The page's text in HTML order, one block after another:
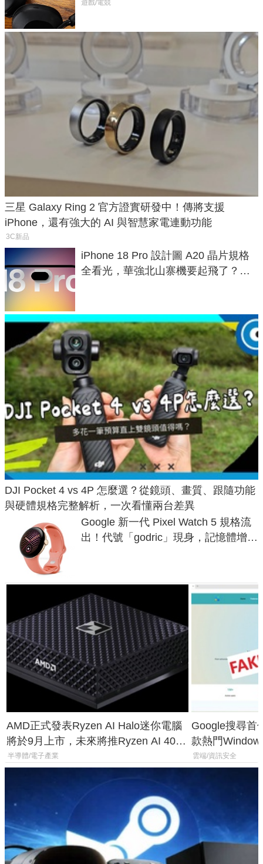
飛行超有感
遊戲/電競
三星 Galaxy Ring 2 官方證實研發中！傳將支援
iPhone，還有強大的 AI 與智慧家電連動功能
3C新品
iPhone 18 Pro 設計圖 A20 晶片規格
全看光，華強北山寨機要起飛了？專
DJI Pocket 4 vs 4P 怎麼選？從鏡頭、畫質、跟隨功能
與硬體規格完整解析，一次看懂兩台差異
Google 新一代 Pixel Watch 5 規格流
出！代號「godric」現身，記憶體增強
AMD正式發表Ryzen AI Halo迷你電腦
將於9月上市，未來將推Ryzen AI 400
Max系列處理器與對應升級版
半導體/電子產業
Google搜尋首
款熱門
機
雲端/資訊安全